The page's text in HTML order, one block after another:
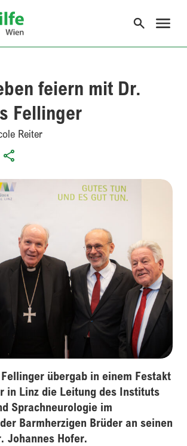
feiern mit Dr.
Fellinger
Reiter
weitergeben-feiern-mit-dr-johannes-
übergab in einem Festakt
in Linz die Leitung des Instituts
Sprachneurologie im
Barmherzigen Brüder an seinen
Johannes Hofer.